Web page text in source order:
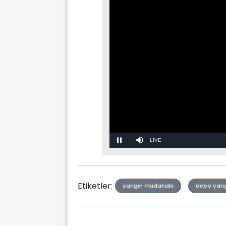
Mute Stream
Etiketler: yangın müdahale depo